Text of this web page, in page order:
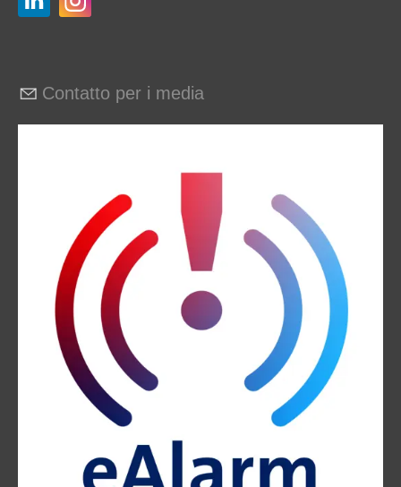
Contatto per i media